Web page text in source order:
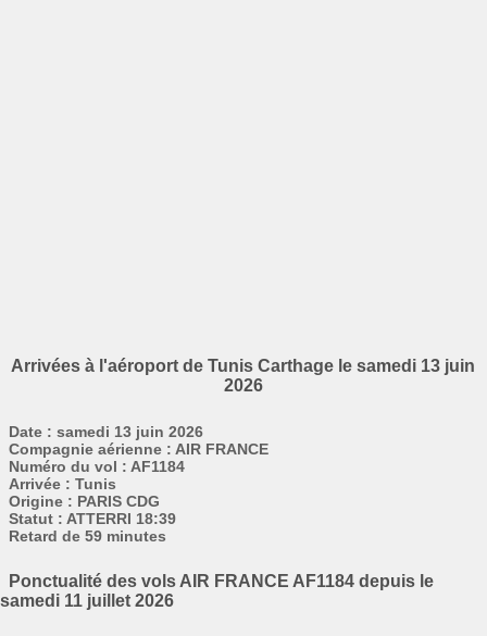
Arrivées à l'aéroport de Tunis Carthage le samedi 13 juin
2026
Date : samedi 13 juin 2026
Compagnie aérienne : AIR FRANCE
Numéro du vol : AF1184
Arrivée : Tunis
Origine : PARIS CDG
Statut : ATTERRI 18:39
Retard de 59 minutes
Ponctualité des vols AIR FRANCE AF1184 depuis le
samedi 11 juillet 2026